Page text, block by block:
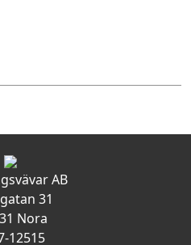
AB
31
Nora
12515